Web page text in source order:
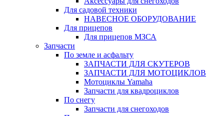
Для садовой техники
НАВЕСНОЕ ОБОРУДОВАНИЕ
Для прицепов
Для прицепов МЗСА
Запчасти
По земле и асфальту
ЗАПЧАСТИ ДЛЯ СКУТЕРОВ
ЗАПЧАСТИ ДЛЯ МОТОЦИКЛОВ
Мотоциклы Yamaha
Запчасти для квадроциклов
По снегу
Запчасти для снегоходов